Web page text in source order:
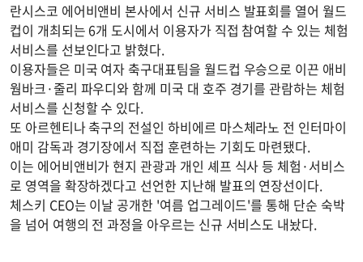
란시스코 에어비앤비 본사에서 신규 서비스 발표회를 열어 월드
컵이 개최되는 6개 도시에서 이용자가 직접 참여할 수 있는 체험
서비스를 선보인다고 밝혔다.
이용자들은 미국 여자 축구대표팀을 월드컵 우승으로 이끈 애비
웜바크·줄리 파우디와 함께 미국 대 호주 경기를 관람하는 체험
서비스를 신청할 수 있다.
또 아르헨티나 축구의 전설인 하비에르 마스체라노 전 인터마이
애미 감독과 경기장에서 직접 훈련하는 기회도 마련됐다.
이는 에어비앤비가 현지 관광과 개인 셰프 식사 등 체험·서비스
로 영역을 확장하겠다고 선언한 지난해 발표의 연장선이다.
체스키 CEO는 이날 공개한 '여름 업그레이드'를 통해 단순 숙박
을 넘어 여행의 전 과정을 아우르는 신규 서비스도 내놨다.